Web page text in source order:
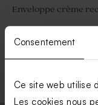
Consentement
Ce site web utilise
Les cookies nous
Enveloppe crème
Voir